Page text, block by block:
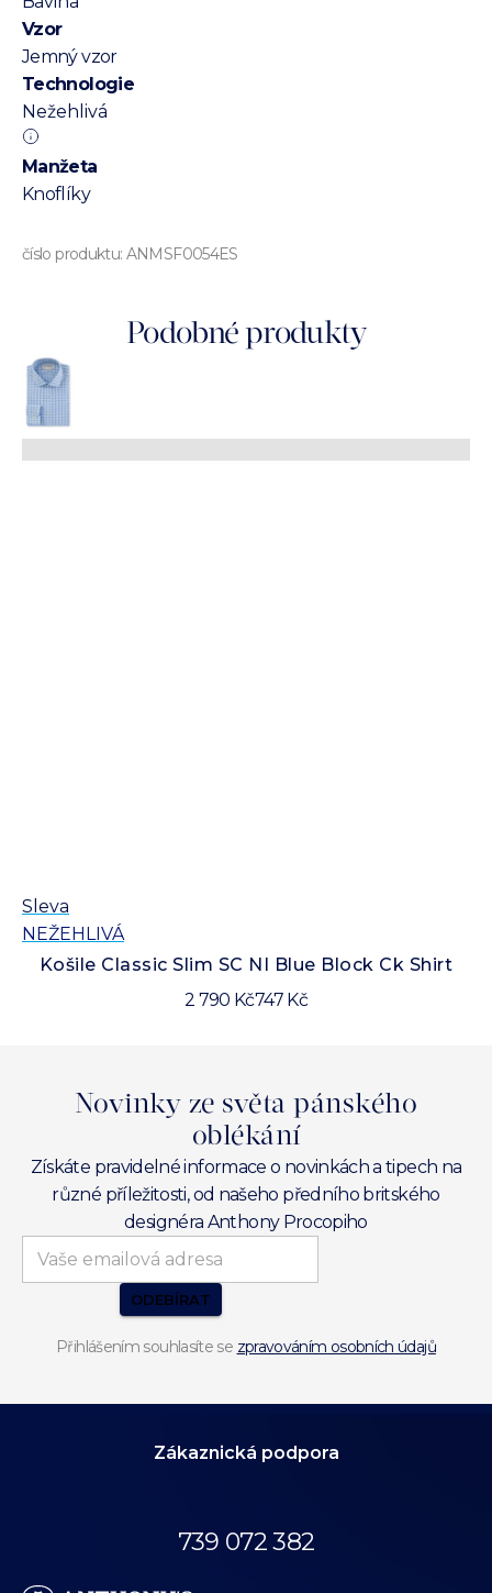
Vzor
Jemný vzor
Technologie
Nežehlivá
Manžeta
Knoflíky
číslo produktu: ANMSF0054ES
Podobné produkty
Sleva
NEŽEHLIVÁ
Košile Classic Slim SC NI Blue Block Ck Shirt
2 790 Kč747 Kč
Novinky ze světa pánského
oblékání
Získáte pravidelné informace o novinkách a tipech na
různé příležitosti, od našeho předního britského
designéra Anthony Procopiho
ODEBÍRAT
Přihlášením souhlasíte se zpravováním osobních údajů
Zákaznická podpora
739 072 382